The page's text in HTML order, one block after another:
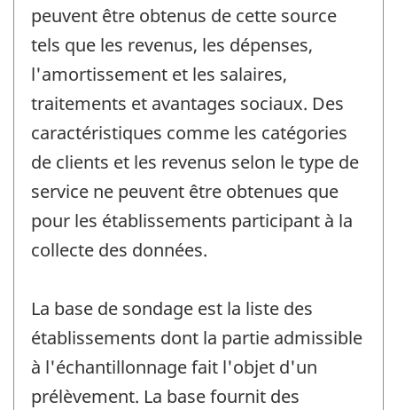
peuvent être obtenus de cette source
tels que les revenus, les dépenses,
l'amortissement et les salaires,
traitements et avantages sociaux. Des
caractéristiques comme les catégories
de clients et les revenus selon le type de
service ne peuvent être obtenues que
pour les établissements participant à la
collecte des données.
La base de sondage est la liste des
établissements dont la partie admissible
à l'échantillonnage fait l'objet d'un
prélèvement. La base fournit des